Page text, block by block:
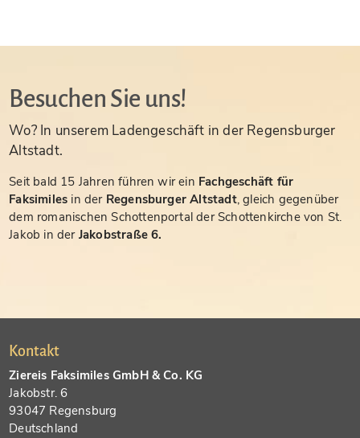
Besuchen Sie uns!
Wo? In unserem Ladengeschäft in der Regensburger
Altstadt.
Seit bald 15 Jahren führen wir ein Fachgeschäft für
Faksimiles in der Regensburger Altstadt, gleich gegenüber
dem romanischen Schottenportal der Schottenkirche von St.
Jakob in der Jakobstraße 6.
Kontakt
Ziereis Faksimiles GmbH & Co. KG
Jakobstr. 6
93047 Regensburg
Deutschland